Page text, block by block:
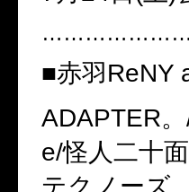
■赤羽 ReNY
ADAPTER。
e/怪人二十
テクノーズ